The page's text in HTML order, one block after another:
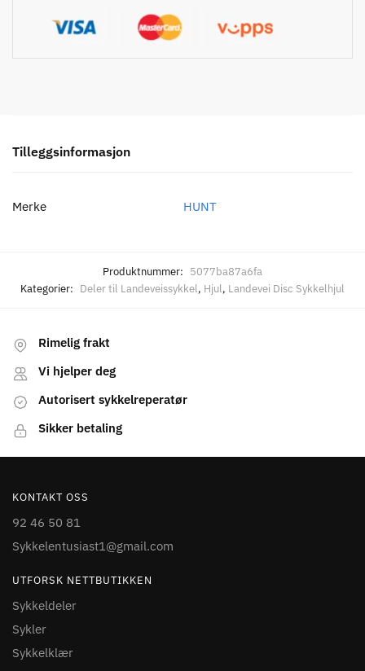
Tilleggsinformasjon
Merke HUNT
Produktnummer: 5077ba87a6fa
Kategorier: Deler til Landeveissykkel, Hjul, Landevei Disc Sykkelhjul
Rimelig frakt
Vi hjelper deg
Autorisert sykkelreperatør
Sikker betaling
KONTAKT OSS
92 46 50 81
Sykkelentusiast1@gmail.com
UTFORSK NETTBUTIKKEN
Sykkeldeler
Sykler
Sykkelklær